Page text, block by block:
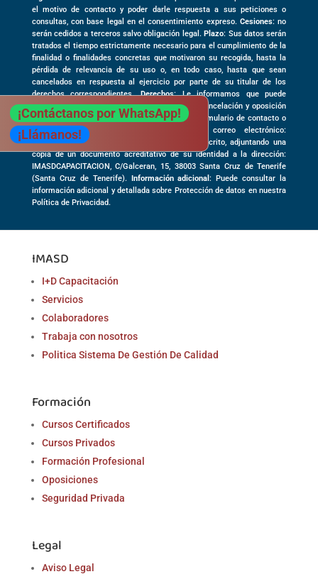
el motivo de contacto y poder darle respuesta a sus peticiones o
consultas, con base legal en el consentimiento expreso. Cesiones: no
serán cedidos a terceros salvo obligación legal.Plazo: Sus datos serán
tratados el tiempo estrictamente necesario para el cumplimiento de la
finalidad o finalidades concretas que motivaron su recogida, hasta la
pérdida de relevancia de su uso o, en todo caso, hasta que sean
cancelados en respuesta al ejercicio por parte de su titular de los
derechos correspondientes.Derechos: Le informamos que puede
ejercer sus derechos de acceso, rectificación, cancelación y oposición
al tratamiento de sus datos a través de este formulario de contacto o
dirigiéndose a la siguiente dirección de correo electrónico:
info@imasdcapacitacion.com, o también por escrito, adjuntando una
copia de un documento acreditativo de su identidad a la dirección:
IMASDCAPACITACION,C/Galceran, 15, 38003Santa Cruz de Tenerife
(Santa Cruz de Tenerife).Información adicional: Puede consultar la
información adicional y detallada sobre Protección de datos en nuestra
Política de Privacidad.
IMASD
I+D Capacitación
Servicios
Colaboradores
Trabaja con nosotros
Politica Sistema De Gestión De Calidad
Formación
Cursos Certificados
Cursos Privados
Formación Profesional
Oposiciones
Seguridad Privada
Legal
Aviso Legal
¡Contáctanos por WhatsApp!
¡Llámanos!